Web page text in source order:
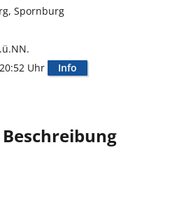
Spornburg
Uhr Info